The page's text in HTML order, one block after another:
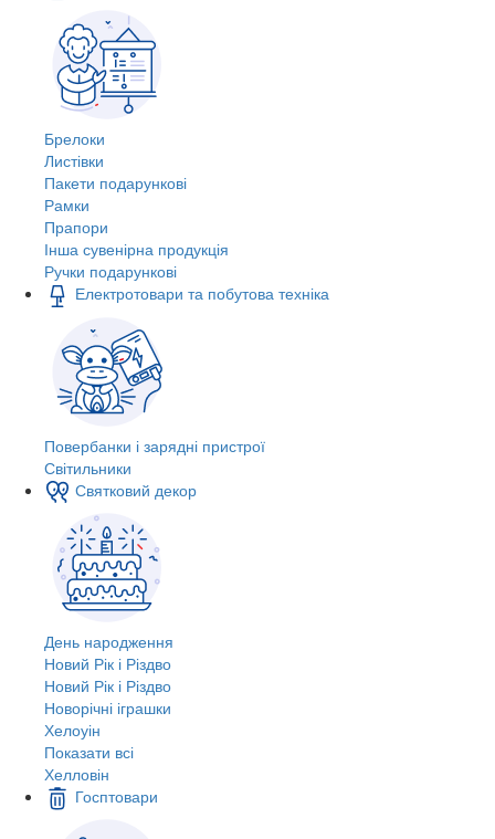
Брелоки
Листівки
Пакети подарункові
Рамки
Прапори
Інша сувенірна продукція
Ручки подарункові
Електротовари та побутова техніка
Повербанки і зарядні пристрої
Світильники
Святковий декор
День народження
Новий Рік і Різдво
Новий Рік і Різдво
Новорічні іграшки
Хелоуін
Показати всі
Хелловін
Госптовари